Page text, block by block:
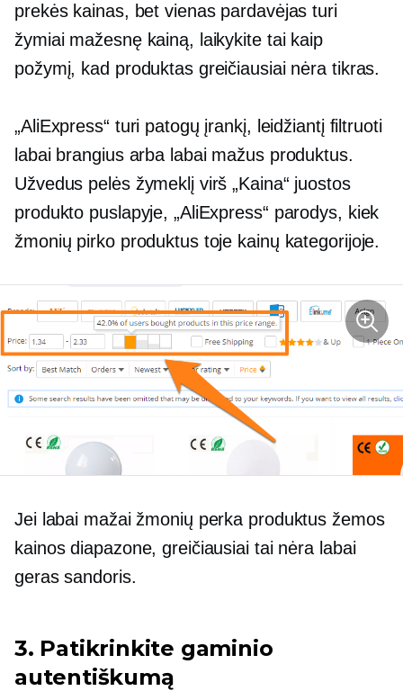
prekės kainas, bet vienas pardavėjas turi
žymiai mažesnę kainą, laikykite tai kaip
požymį, kad produktas greičiausiai nėra tikras.
„AliExpress“ turi patogų įrankį, leidžiantį filtruoti
labai brangius arba labai mažus produktus.
Užvedus pelės žymeklį virš „Kaina“ juostos
produkto puslapyje, „AliExpress“ parodys, kiek
žmonių pirko produktus toje kainų kategorijoje.
Jei labai mažai žmonių perka produktus žemos
kainos diapazone, greičiausiai tai nėra labai
geras sandoris.
3. Patikrinkite gaminio
autentiškumą